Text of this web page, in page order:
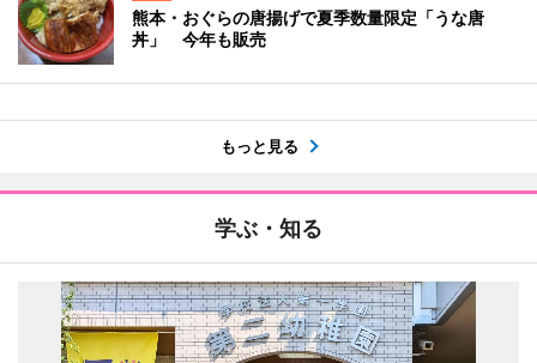
熊本・おぐらの唐揚げで夏季数量限定「うな唐
丼」 今年も販売
もっと見る
学ぶ・知る